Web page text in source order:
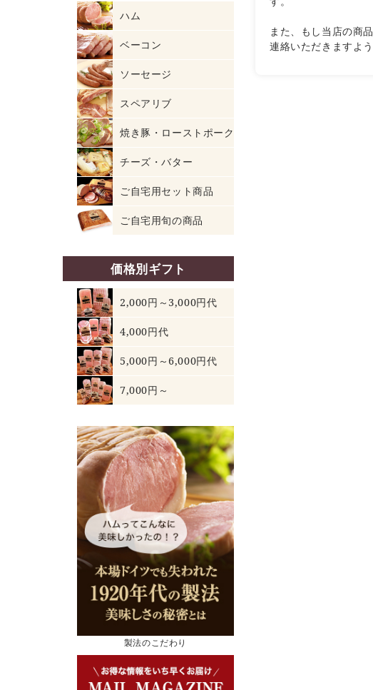
ハム
ベーコン
ソーセージ
スペアリブ
焼き豚・ローストポーク
チーズ・バター
ご自宅用セット商品
ご自宅用旬の商品
価格別ギフト
2,000円～3,000円代
4,000円代
5,000円～6,000円代
7,000円～
製法のこだわり
また、もし当店の商
連絡いただきますよ